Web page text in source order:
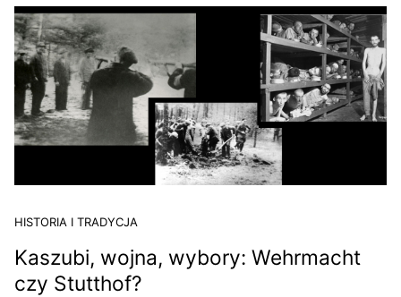
HISTORIA I TRADYCJA
Kaszubi, wojna, wybory: Wehrmacht
czy Stutthof?